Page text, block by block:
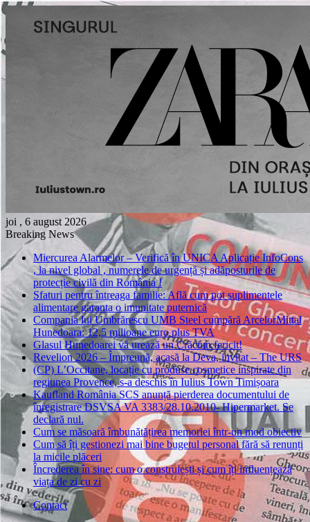
joi , 6 august 2026
Breaking News
Miercurea Alarmelor – Verifică în UNICA Aplicație InfoCons
, la nivel global , numerele de urgență și adăposturile de
protecție civilă din România !
Sfaturi pentru întreaga familie: Află cum pot suplimentele
alimentare garanta o imunitate puternică
Compania lui Umbrărescu UMB Steel cumpără ArcelorMittal
Hunedoara: 12,5 milioane euro plus TVA
Glasul Hunedoarei vă urează un Crăciun fericit!
Revelion 2026 – Împreună, acasă la Deva, invitat – The URS
(CP) L’Occitane, locație cu produse cosmetice inspirate din
regiunea Provence, s-a deschis în Iulius Town Timișoara
Kaufland România SCS anunță pierderea documentului de
înregistrare DSVSA VA 3383/28.10.2010- Hipermarket. Se
declară nul.
Cum se măsoară îmbunătățirea memoriei într-un mod obiectiv
Cum să îți gestionezi mai bine bugetul personal fără să renunți
la micile plăceri
Încrederea în sine: cum o construiești și cum îți influențează
viața de zi cu zi
Contact